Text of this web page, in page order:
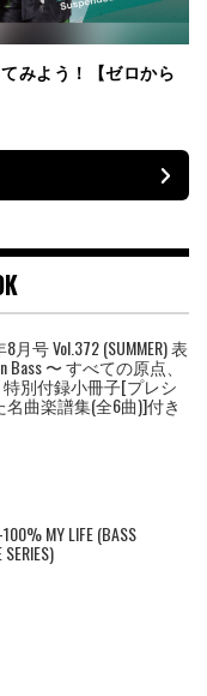
みよう！【ゼロから
号 Vol.372 (SUMMER) 表
Bass 〜 すべての原点、
別付録小冊子[プレシ
曲楽譜集(全6曲)]付き
MY LIFE (BASS
SERIES)